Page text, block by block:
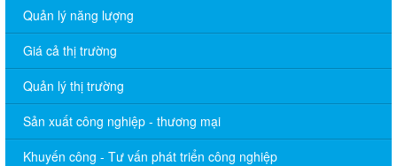
Quản lý năng lượng
Giá cả thị trường
Quản lý thị trường
Sản xuất công nghiệp - thương mại
Khuyến công - Tư vấn phát triển công nghiệp